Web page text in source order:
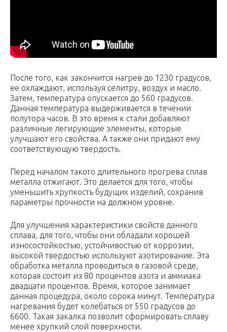
После того, как закончится нагрев до 1230 градусов,
ее охлаждают, используя селитру, воздух и масло.
Затем, температура опускается до 560 градусов.
Данная температура выдерживается в течении
полутора часов. В это время к стали добавляют
различные легирующие элементы, которые
улучшают его свойства. А также они придают ему
соответствующую твердость.
Перед началом такого длительного прогрева сплав
металла отжигают. Это делается для того, чтобы
уменьшить хрупкость будущих изделий, сохранив
параметры прочности на должном уровне.
Для улучшения характеристики свойств данного
сплава, для того, чтобы они обладали хорошей
износостойкостью, устойчивостью от коррозии,
высокой твердостью используют азотирование. Эта
обработка металла проводиться в газовой среде,
которая состоит из 80 процентов азота и аммиака
двадцати процентов. Время, которое занимает
данная процедура, около сорока минут. Температура
нагревания будет колебаться от 550 градусов до
6600. Такая закалка позволит сформировать сплаву
менее хрупкий слой поверхности.